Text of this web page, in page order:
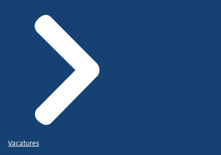
Vacatures